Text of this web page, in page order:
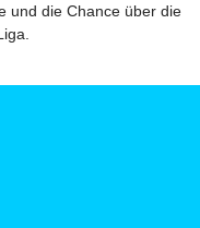
und die Chance über die